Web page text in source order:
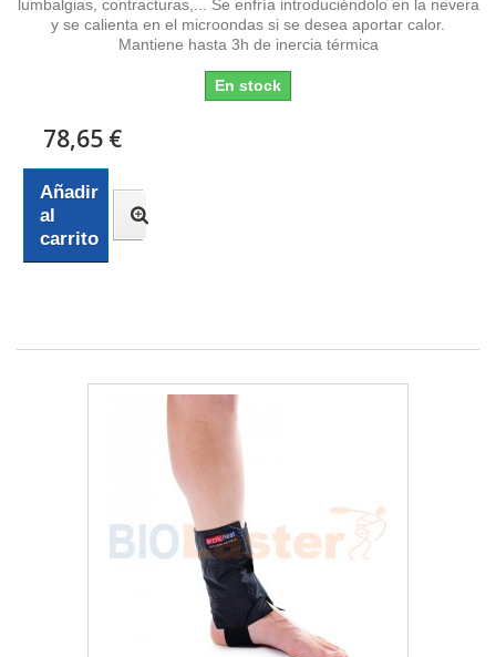
lumbalgias, contracturas,... Se enfría introduciéndolo en la nevera
y se calienta en el microondas si se desea aportar calor.
Mantiene hasta 3h de inercia térmica
En stock
78,65 €
Añadir
al
carrito